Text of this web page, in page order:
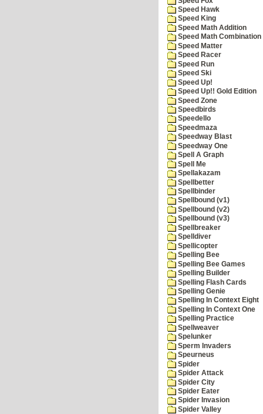
Speed Hawk
Speed King
Speed Math Addition
Speed Math Combination
Speed Matter
Speed Racer
Speed Run
Speed Ski
Speed Up!
Speed Up!! Gold Edition
Speed Zone
Speedbirds
Speedello
Speedmaza
Speedway Blast
Speedway One
Spell A Graph
Spell Me
Spellakazam
Spellbetter
Spellbinder
Spellbound (v1)
Spellbound (v2)
Spellbound (v3)
Spellbreaker
Spelldiver
Spellicopter
Spelling Bee
Spelling Bee Games
Spelling Builder
Spelling Flash Cards
Spelling Genie
Spelling In Context Eight
Spelling In Context One
Spelling Practice
Spellweaver
Spelunker
Sperm Invaders
Speurneus
Spider
Spider Attack
Spider City
Spider Eater
Spider Invasion
Spider Valley